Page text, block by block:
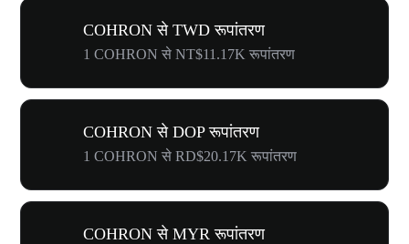
COHRON से TWD रूपांतरण
1 COHRON से NT$11.17K रूपांतरण
COHRON से DOP रूपांतरण
1 COHRON से RD$20.17K रूपांतरण
COHRON से MYR रूपांतरण